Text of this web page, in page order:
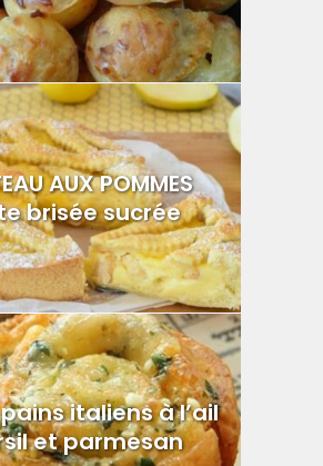
AUX POMMES
brisée sucrée
italiens à l’ail
et parmesan